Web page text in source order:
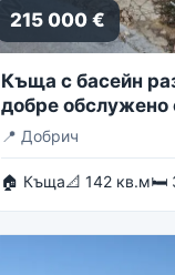
215 000 €
Къща с басейн
добре обслужено
📍 Добрич
🏠 Къща📐 142 кв.м🛏